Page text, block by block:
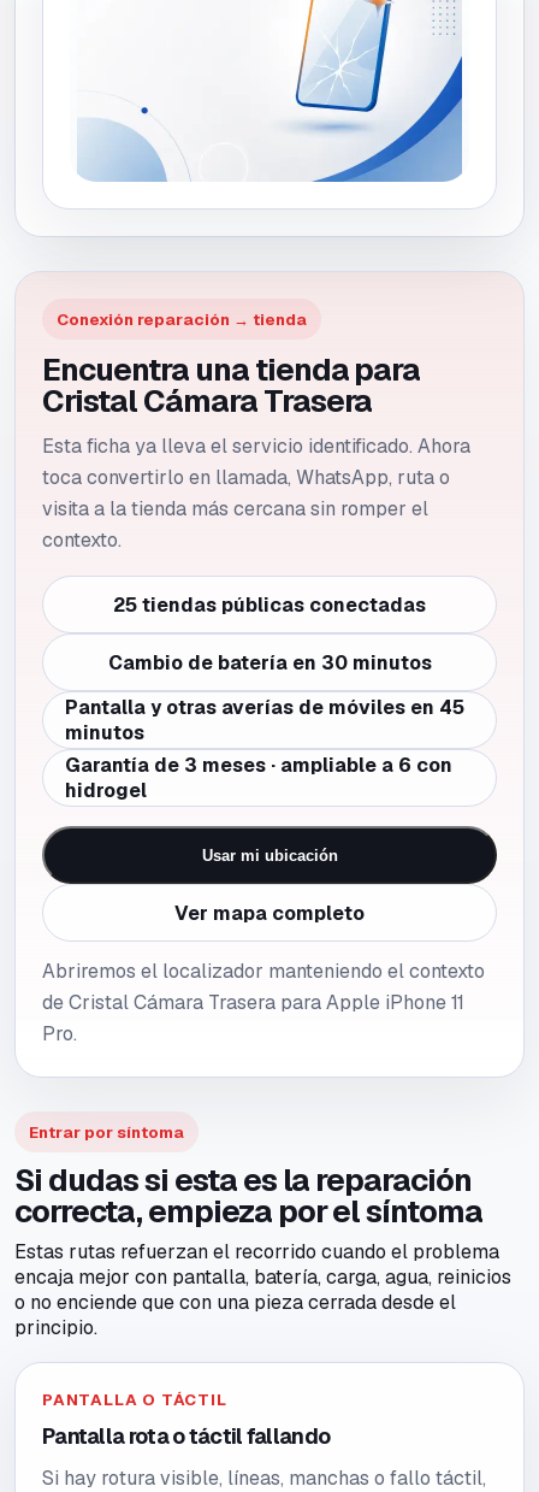
Conexión reparación → tienda
Encuentra una tienda para
Cristal Cámara Trasera
Esta ficha ya lleva el servicio identificado. Ahora
toca convertirlo en llamada, WhatsApp, ruta o
visita a la tienda más cercana sin romper el
contexto.
25 tiendas públicas conectadas
Cambio de batería en 30 minutos
Pantalla y otras averías de móviles en 45
minutos
Garantía de 3 meses · ampliable a 6 con
hidrogel
Usar mi ubicación
Ver mapa completo
Abriremos el localizador manteniendo el contexto
de Cristal Cámara Trasera para Apple iPhone 11
Pro.
Entrar por síntoma
Si dudas si esta es la reparación
correcta, empieza por el síntoma
Estas rutas refuerzan el recorrido cuando el problema
encaja mejor con pantalla, batería, carga, agua, reinicios
o no enciende que con una pieza cerrada desde el
principio.
PANTALLA O TÁCTIL
Pantalla rota o táctil fallando
Si hay rotura visible, líneas, manchas o fallo táctil,